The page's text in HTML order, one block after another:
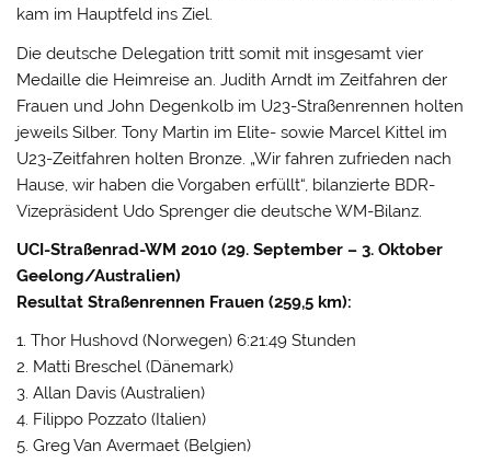
kam im Hauptfeld ins Ziel.
Die deutsche Delegation tritt somit mit insgesamt vier
Medaille die Heimreise an. Judith Arndt im Zeitfahren der
Frauen und John Degenkolb im U23-Straßenrennen holten
jeweils Silber. Tony Martin im Elite- sowie Marcel Kittel im
U23-Zeitfahren holten Bronze. „Wir fahren zufrieden nach
Hause, wir haben die Vorgaben erfüllt“, bilanzierte BDR-
Vizepräsident Udo Sprenger die deutsche WM-Bilanz.
UCI-Straßenrad-WM 2010 (29. September – 3. Oktober
Geelong/Australien)
Resultat Straßenrennen Frauen (259,5 km):
1. Thor Hushovd (Norwegen) 6:21:49 Stunden
2. Matti Breschel (Dänemark)
3. Allan Davis (Australien)
4. Filippo Pozzato (Italien)
5. Greg Van Avermaet (Belgien)